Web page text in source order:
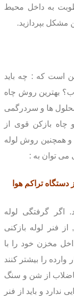
به داخل محیط
مشکل بپردازید.
است که : چه باید
بهترین روش چاه
محلول ها و سردرگمی
و چاه بازکن قوی
از
و همچنین روش لوله
می توان به :
دستگاه تراکم هوا
اگر گرفتگی لوله
فنر لوله بازکنی
مخزن خود را با
را بیشتر کنند
فاضلاب از شن و سنگ
ندارد و باید از فنر